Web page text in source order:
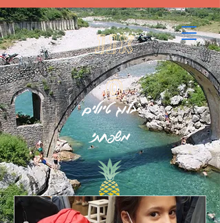
אננ
ס
בלוג טיולים
משפחתי